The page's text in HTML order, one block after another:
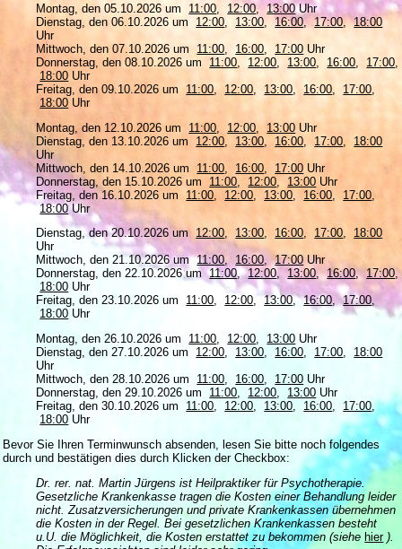
Montag, den 05.10.2026 um
11:00 12:00, 13:00Uhr
Dienstag, den 06.10.2026 um
12:00 13:00 16:00, 17:00, 18:00
Uhr
Mittwoch, den 07.10.2026 um
11:00 16:00 17:00 Uhr
Donnerstag, den 08.10.2026 um
11:00 12:00 13:00 16:00 17:00
18:00 Uhr
Freitag, den 09.10.2026 um
11:00, 12:00 13:00 16:00 17:00
18:00 Uhr
Montag, den 12.10.2026 um
11:00 12:00 13:00 Uhr
Dienstag, den 13.10.2026 um
12:00 13:00 16:00 17:00
18:00
Uhr
Mittwoch, den 14.10.2026 um
11:00 16:00 17:00 Uhr
Donnerstag, den 15.10.2026 um
11:00 12:00 13:00 Uhr
Freitag, den 16.10.2026 um
11:00 12:00 13:00 16:00 17:00
18:00 Uhr
Dienstag, den 20.10.2026 um 12:00, 13:00, 16:00, 17:00,
18:00
Uhr
Mittwoch, den 21.10.2026 um 11:00, 16:00, 17:00Uhr
Donnerstag, den 22.10.2026 um
11:00, 12:00, 13:00, 16:00, 17:00,
18:00 Uhr
Freitag, den 23.10.2026 um
11:00, 12:00, 13:00, 16:00, 17:00,
18:00 Uhr
Montag, den 26.10.2026 um
11:00, 12:00, 13:00 Uhr
Dienstag, den 27.10.2026 um
12:00, 13:00, 16:00, 17:00,
18:00
Uhr
Mittwoch, den 28.10.2026 um
11:00, 16:00, 17:00 Uhr
Donnerstag, den 29.10.2026 um
11:00, 12:00, 13:00 Uhr
Freitag, den 30.10.2026 um
11:00, 12:00, 13:00, 16:00, 17:00,
18:00 Uhr
Bevor Sie Ihren Terminwunsch absenden, lesen Sie bitte noch folgendes
durch und bestätigen dies durch Klicken der Checkbox:
Dr. rer. nat. Martin Jürgens ist Heilpraktiker für Psychotherapie.
Gesetzliche Krankenkasse tragen die Kosten einer Behandlung leider
nicht. Zusatzversicherungen und private Krankenkassen übernehmen
die Kosten in der Regel. Bei gesetzlichen Krankenkassen besteht
u.U. die Möglichkeit, die Kosten erstattet zu bekommen (siehe hier).